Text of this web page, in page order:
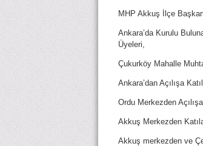
MHP Akkuş İlçe
Ankara’da Kurulu
Üyeleri,
Çukurköy Mahalle
Ankara’dan Açılışa Ka
Ordu Merkezden
Akkuş Merkezden
Akkuş merkezden ve